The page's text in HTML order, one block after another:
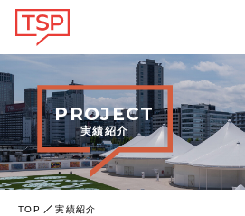
PROJECT
実績紹介
TOP
実績紹介